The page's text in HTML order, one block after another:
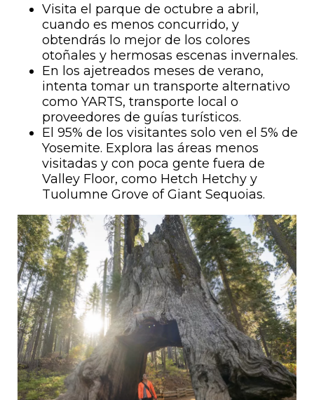
Visita el parque de octubre a abril,
cuando es menos concurrido, y
obtendrás lo mejor de los colores
otoñales y hermosas escenas invernales.
En los ajetreados meses de verano,
intenta tomar un transporte alternativo
como YARTS, transporte local o
proveedores de guías turísticos.
El 95% de los visitantes solo ven el 5% de
Yosemite. Explora las áreas menos
visitadas y con poca gente fuera de
Valley Floor, como Hetch Hetchy y
Tuolumne Grove of Giant Sequoias.